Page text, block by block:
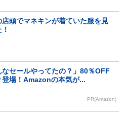
店頭でマネキンが着ていた服を見
なセールやってたの？」80％OFF
登場！Amazonの本気が...
PR(Amazon)